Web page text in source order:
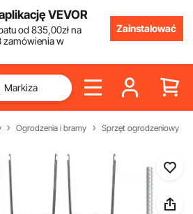
VEVOR
od835,00złna
zamówienia w
Zainstalować
Ogrodzenia i bramy Sprzęt ogrodzeniowy